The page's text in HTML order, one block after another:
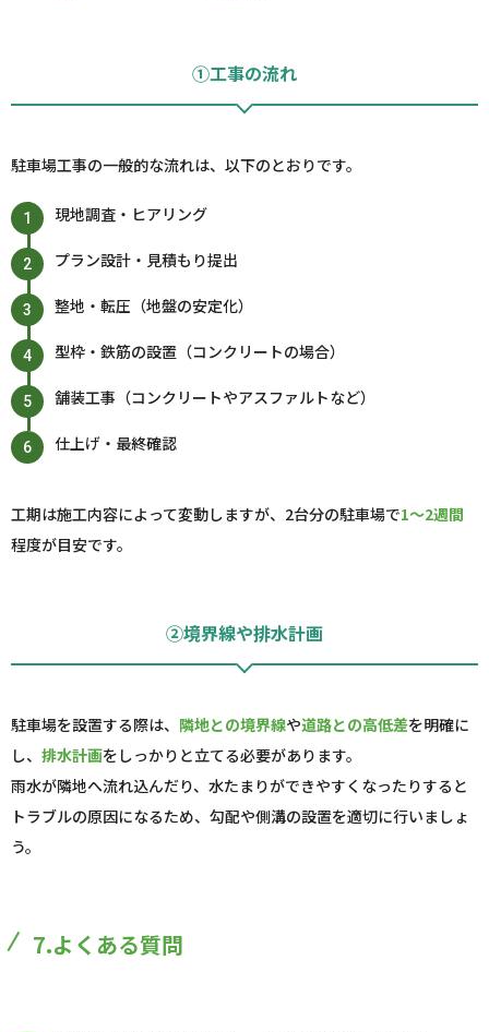
①工事の流れ
駐車場工事の一般的な流れは、以下のとおりです。
現地調査・ヒアリング
プラン設計・見積もり提出
整地・転圧（地盤の安定化）
型枠・鉄筋の設置（コンクリートの場合）
舗装工事（コンクリートやアスファルトなど）
仕上げ・最終確認
工期は施工内容によって変動しますが、2台分の駐車場で1～2週間
程度が目安です。
②境界線や排水計画
駐車場を設置する際は、 隣地との境界線や道路との高低差を明確に
し、 排水計画をしっかりと立てる必要があります。
雨水が隣地へ流れ込んだり、水たまりができやすくなったりすると
トラブルの原因になるため、勾配や側溝の設置を適切に行いましょ
う。
7.よくある質問